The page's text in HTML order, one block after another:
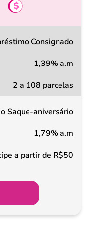
Consignado
1,39% a.m
2 a 108 parcelas
Saque-aniversário
1,79% a.m
a partir de R$50